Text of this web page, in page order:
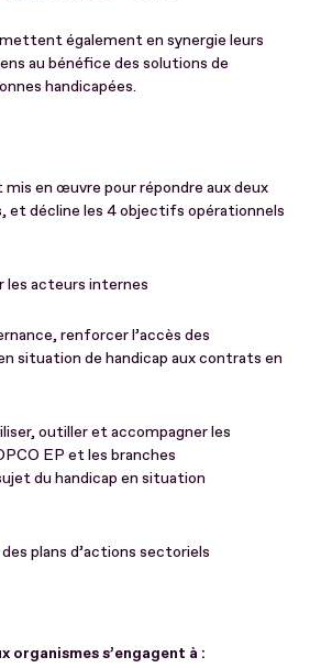
également en synergie leurs
au bénéfice des solutions de
handicapées.
en œuvre pour répondre aux deux
et décline les 4 objectifs opérationnels
les acteurs internes
renforcer l’accès des
situation de handicap aux contrats en
outiller et accompagner les
EP et les branches
du handicap en situation
plans d’actions sectoriels
organismes s’engagent à :